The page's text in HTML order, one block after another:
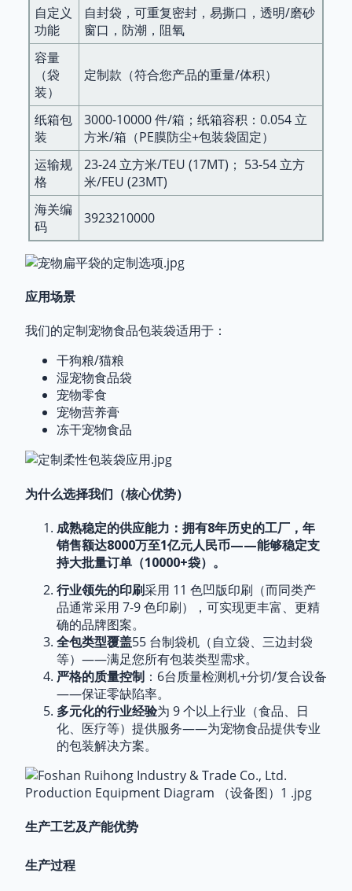
自定义
功能
自封袋，可重复密封，易撕口，透明/磨砂
窗口，防潮，阻氧
容量
（袋
装）
定制款（符合您产品的重量/体积）
纸箱包
装
3000-10000 件/箱；纸箱容积：0.054 立
方米/箱（PE膜防尘+包装袋固定）
运输规
格
23-24 立方米/TEU (17MT)； 53-54 立方
米/FEU (23MT)
海关编
码
3923210000
应用场景
我们的定制宠物食品包装袋适用于：
干狗粮/猫粮
湿宠物食品袋
宠物零食
宠物营养膏
冻干宠物食品
为什么选择我们（核心优势）
成熟稳定的供应能力 ：拥有8年历史的工厂，年
销售额达8000万至1亿元人民币——能够稳定支
持大批量订单（10000+袋）。
行业领先的印刷采用 11 色凹版印刷（而同类产
品通常采用 7-9 色印刷），可实现更丰富、更精
确的品牌图案。
全包类型覆盖55 台制袋机（自立袋、三边封袋
等）——满足您所有包装类型需求。
严格的质量控制：6台质量检测机+分切/复合设备
——保证零缺陷率。
多元化的行业经验为 9 个以上行业（食品、日
化、医疗等）提供服务——为宠物食品提供专业
的包装解决方案。
生产工艺及产能优势
生产过程
我们的生产基地配备了55台专业的制袋及辅助设备，
包括三边封袋、自立袋、风琴袋、八边封（平底）袋和
拉链袋等设备，能够完美地生产宠物湿粮、营养膏和宠
物零食所需的各种包装袋（例如用于零食保鲜的自封拉
链袋和便于储存的自立袋）。为了确保质量控制，我们
配备了6台专用检测机、4台百合分切机、2台利达干式
复合机和3台无溶剂复合机，对整个生产过程进行全程
监管，以满足宠物食品包装严格的安全和密封标准，以
及行业和客户的特定要求。
行业解决方案（优先考虑宠物食品包装）
我们的包装产品涵盖9个主要行业，其中为宠物食品量
身定制的解决方案是我们的核心专长：
养膏、一口大小的宠物零食和功能性宠物奖励的
保鲜防臭包装；提供可重复密封的拉链袋、自立
袋和平底袋三种包装，以延长保质期并提升用户
便利性。
餐饮：适用于果汁、豆奶和咖啡的密封防漏包装
零食防潮保鲜容器，适用于坚果、谷物和烘焙食
品
调味品：耐腐蚀、防漏包装，适用于酱料、火锅
特色食品用于婴儿食品和奶酪产品的食品接触安
日用化学品用于盛放洗发水、化妆品样品和牙膏
的便携式或大容量容器
医药与医疗保健符合医用标准的包装，适用于口
农业与园艺用于盛装种子、肥料和农药的防损防
挥发包装袋
工业用品用于润滑剂、清洁剂和小五金件的保护
性包装
联系我们定制宠物食品包装
如果您正在寻找一家拥有先进技术和强大产能的可靠合
他工业包装需求），请联系我们，我们将为您量身定制
官方网